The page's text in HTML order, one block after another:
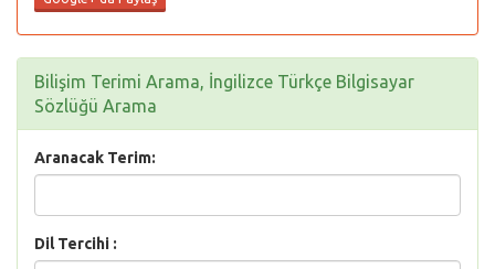
Bilişim Terimi Arama, İngilizce Türkçe Bilgisayar
Sözlüğü Arama
Aranacak Terim:
Dil Tercihi :